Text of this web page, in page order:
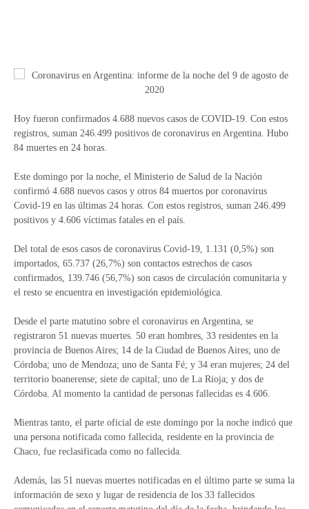
Hoy fueron confirmados 4.688 nuevos casos de COVID-19. Con estos
registros, suman 246.499 positivos de coronavirus en Argentina. Hubo
84 muertes en 24 horas.
Este domingo por la noche, el Ministerio de Salud de la Nación
confirmó 4.688 nuevos casos y otros 84 muertos por coronavirus
Covid-19 en las últimas 24 horas. Con estos registros, suman 246.499
positivos y 4.606 víctimas fatales en el país.
Del total de esos casos de coronavirus Covid-19, 1.131 (0,5%) son
importados, 65.737 (26,7%) son contactos estrechos de casos
confirmados, 139.746 (56,7%) son casos de circulación comunitaria y
el resto se encuentra en investigación epidemiológica.
Desde el parte matutino sobre el coronavirus en Argentina, se
registraron 51 nuevas muertes. 50 eran hombres, 33 residentes en la
provincia de Buenos Aires; 14 de la Ciudad de Buenos Aires; uno de
Córdoba; uno de Mendoza; uno de Santa Fé; y 34 eran mujeres; 24 del
territorio boanerense; siete de capital; uno de La Rioja; y dos de
Córdoba. Al momento la cantidad de personas fallecidas es 4.606.
Mientras tanto, el parte oficial de este domingo por la noche indicó que
una persona notificada como fallecida, residente en la provincia de
Chaco, fue reclasificada como no fallecida.
Además, las 51 nuevas muertes notificadas en el último parte se suma la
información de sexo y lugar de residencia de los 33 fallecidos